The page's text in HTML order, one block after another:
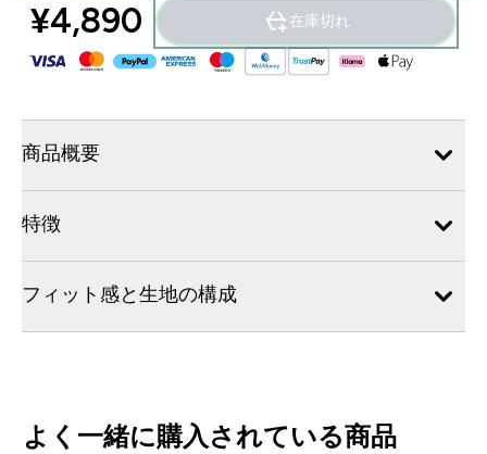
¥4,890‎ 在庫切れ
商品概要
特徴
フィット感と生地の構成
よく一緒に購入されている商品